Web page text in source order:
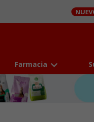
Farmacia